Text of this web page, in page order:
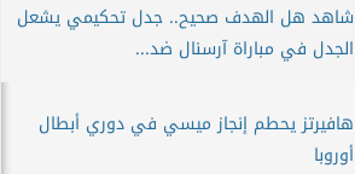
شاهد هل الهدف صحيح.. جدل تحكيمي يشعل
الجدل في مباراة آرسنال ضد...
هافيرتز يحطم إنجاز ميسي في دوري أبطال
أوروبا